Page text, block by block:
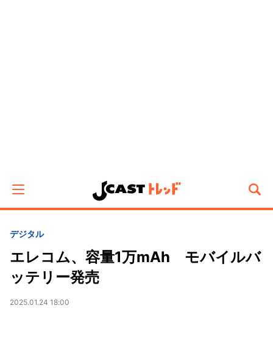
デジタル
エレコム、容量1万mAh モバイルバ
ッテリー発売
2025.01.24 18:00